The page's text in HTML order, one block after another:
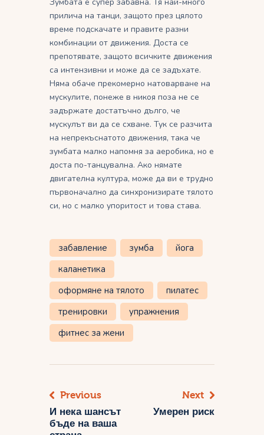
Зумбата е супер забавна. Тя най-много
прилича на танци, защото през цялото
време подскачате и правите разни
комбинации от движения. Доста се
препотявате, защото всичките движения
са интензивни и може да се задъхате.
Няма обаче прекомерно натоварване на
мускулите, понеже в никоя поза не се
задържате достатъчно дълго, че
мускулът ви да се схване. Тук се разчита
на непрекъснатото движения, така че
зумбата малко напомня за аеробика, но е
доста по-танцувална. Ако нямате
двигателна култура, може да ви е трудно
първоначално да синхронизирате тялото
си, но с малко упоритост и това става.
забавление зумба
йога
каланетика
оформяне на тялото
пилатес
тренировки
упражнения
фитнес за жени
Навигация
Previous
И нека шансът
бъде на ваша
Next
Умерен риск